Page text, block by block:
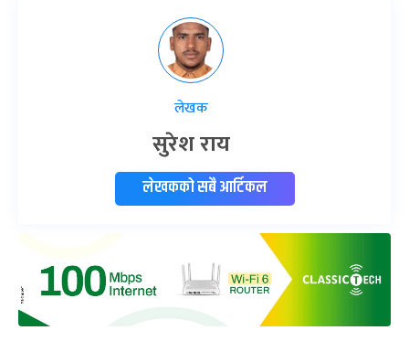
लेखक
सुरेश राय
लेखकको सबै आर्टिकल